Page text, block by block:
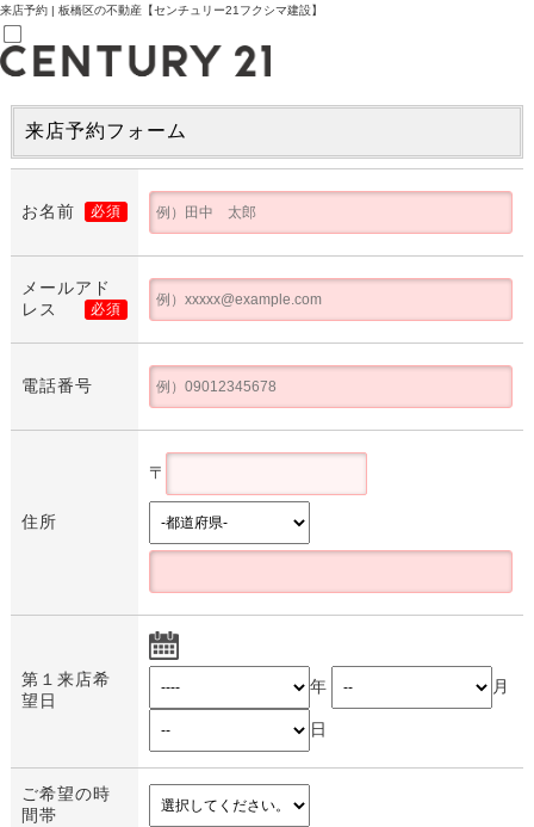
来店予約 | 板橋区の不動産【センチュリー21フクシマ建設】
0120-800-844
賃貸部
会員メニュー
ログイン
お気に入り物件一覧
物件閲覧履歴
購入TOP
学区から探す
マップで探す
住宅ローン控除シミュレータ
マンション
来店予約フォーム
お名前 必須
メールアド
レス
必須
電話番号
住所
〒
第１来店希
望日
年 月
日
ご希望の時
間帯